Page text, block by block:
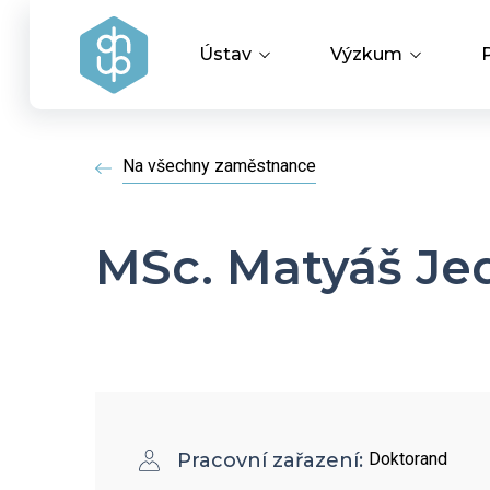
Ústav
Historie ústavu
Výzkum
Covid-19
Na všechny zaměstnance
MSc. Matyáš
Pracovní zařazení: Doktorand